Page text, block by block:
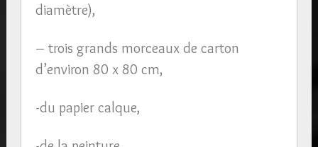
diamètre),
– trois grands morceaux de carton
d’environ 80 x 80 cm,
-du papier calque,